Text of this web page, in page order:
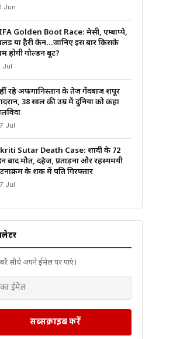
Jun
Golden Boot Race: मेसी, एम्बाप्पे,
या हैरी केन…जानिए इस बार किसके
होगी गोल्डन बूट?
Jul
रहे अफगानिस्तान के तेज गेंदबाज शपूर
38 साल की उम्र में दुनिया को कहा
Jul
Sutar Death Case: शादी के 72
बाद मौत, दहेज, प्रताड़ना और रहस्यमयी
के शक में पति गिरफ्तार
Jul
सीधे अपने ईमेल पर पाएं।
सब्सक्राइब करें